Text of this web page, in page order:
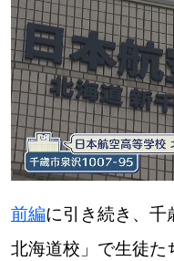
北海道で暮
明日への”
【道東のお気に入りを
前編に引き続き、千
北海道校」で生徒た